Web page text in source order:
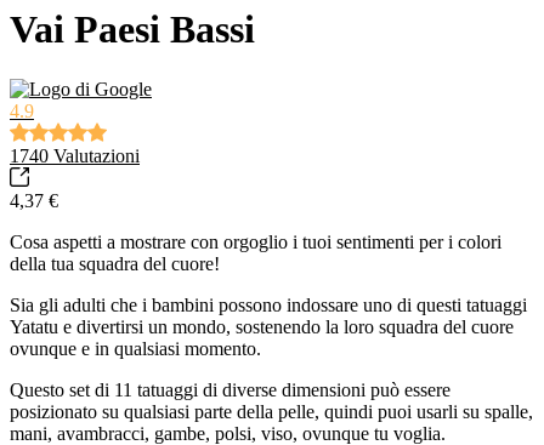
Vai Paesi Bassi
4.9
1740 Valutazioni
4,37 €
Cosa aspetti a mostrare con orgoglio i tuoi sentimenti per i colori
della tua squadra del cuore!
Sia gli adulti che i bambini possono indossare uno di questi tatuaggi
Yatatu e divertirsi un mondo, sostenendo la loro squadra del cuore
ovunque e in qualsiasi momento.
Questo set di 11 tatuaggi di diverse dimensioni può essere
posizionato su qualsiasi parte della pelle, quindi puoi usarli su spalle,
mani, avambracci, gambe, polsi, viso, ovunque tu voglia.